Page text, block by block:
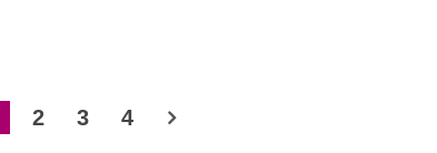
2 3 4